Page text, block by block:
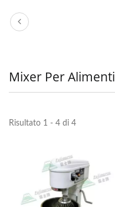
Mixer Per Alimenti
Risultato 1 - 4 di 4